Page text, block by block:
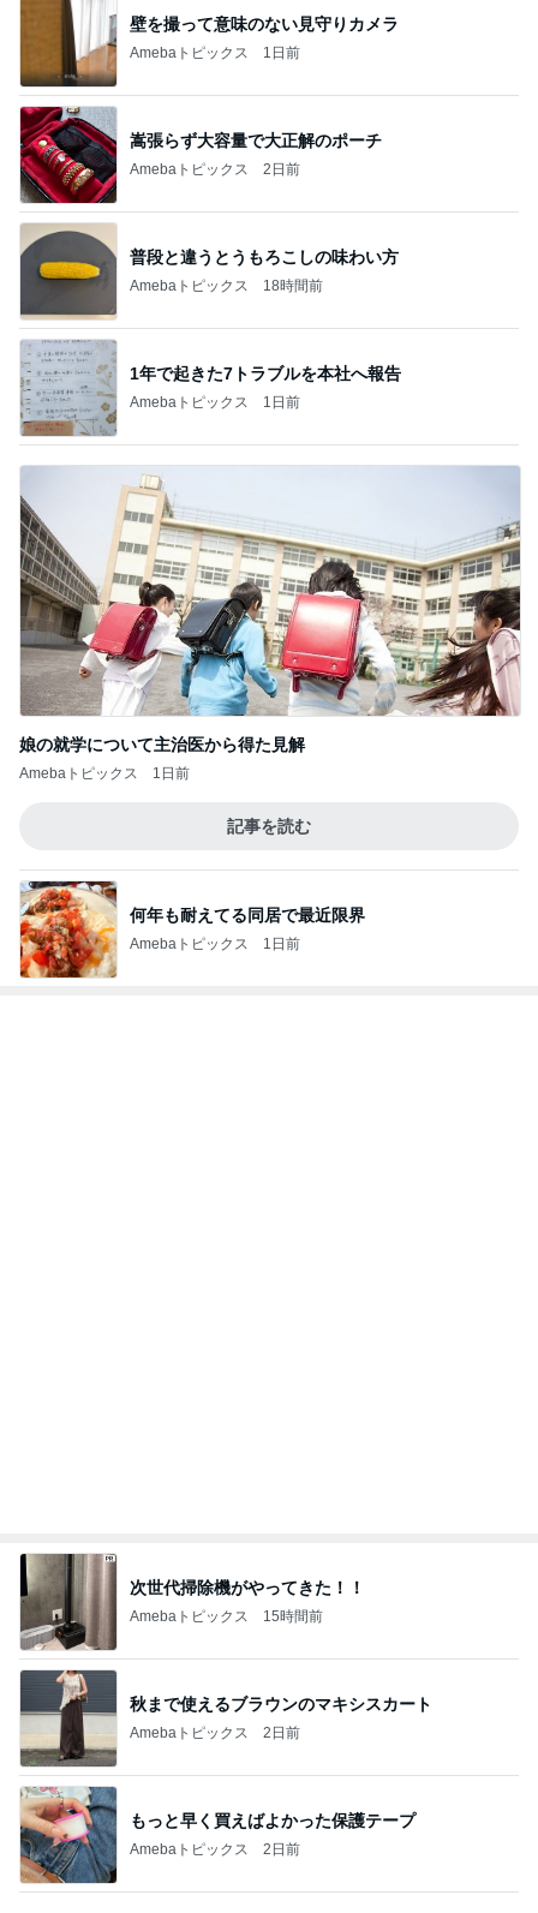
壁を撮って意味のない見守りカメラ
Amebaトピックス 1日前
嵩張らず大容量で大正解のポーチ
Amebaトピックス 2日前
普段と違うとうもろこしの味わい方
Amebaトピックス 18時間前
1年で起きた7トラブルを本社へ報告
Amebaトピックス 1日前
娘の就学について主治医から得た見解
Amebaトピックス 1日前
記事を読む
何年も耐えてる同居で最近限界
Amebaトピックス 1日前
地元民が熱愛するホロホロの逸品